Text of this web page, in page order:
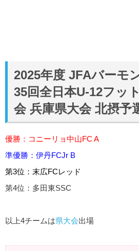
2025年度 JFAバーモ
35回全日本U-12フッ
会 兵庫県大会 北摂予
優勝：コニーリョ中山FC A
準優勝：伊丹FCJr B
第3位：末広FCレッド
第4位：多田東SSC
以上4チームは県大会出場